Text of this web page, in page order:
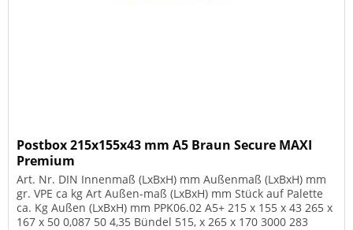
Postbox 215x155x43 mm A5 Braun Secure MAXI
Premium
Art. Nr. DIN Innenmaß (LxBxH) mm Außenmaß (LxBxH) mm
gr. VPE ca kg Art Außen-maß (LxBxH) mm Stück auf Palette
ca. Kg Außen (LxBxH) mm PPK06.02 A5+ 215 x 155 x 43 265 x
167 x 50 0,087 50 4,35 Bündel 515, x 265 x 170 3000 283